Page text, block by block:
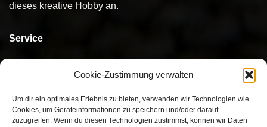
Cookie-Zustimmung verwalten
Um dir ein optimales Erlebnis zu bieten, verwenden wir Technologien wie
Cookies, um Geräteinformationen zu speichern und/oder darauf
zuzugreifen. Wenn du diesen Technologien zustimmst, können wir Daten
dieses kreative Hobby an.
Service
Bezahlen